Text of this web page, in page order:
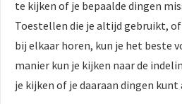
te kijken of je bepaalde dingen
Toestellen die je altijd gebruikt,
bij elkaar horen, kun je het beste
manier kun je kijken naar de
je kijken of je daaraan dingen kunt